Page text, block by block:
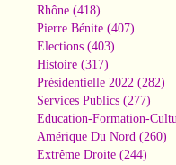
Rhône (418)
Pierre Bénite (407)
Elections (403)
Histoire (317)
Présidentielle 2022 (282)
Services Publics (277)
Education-Formation-
Amérique Du Nord (260)
Extrême Droite (244)